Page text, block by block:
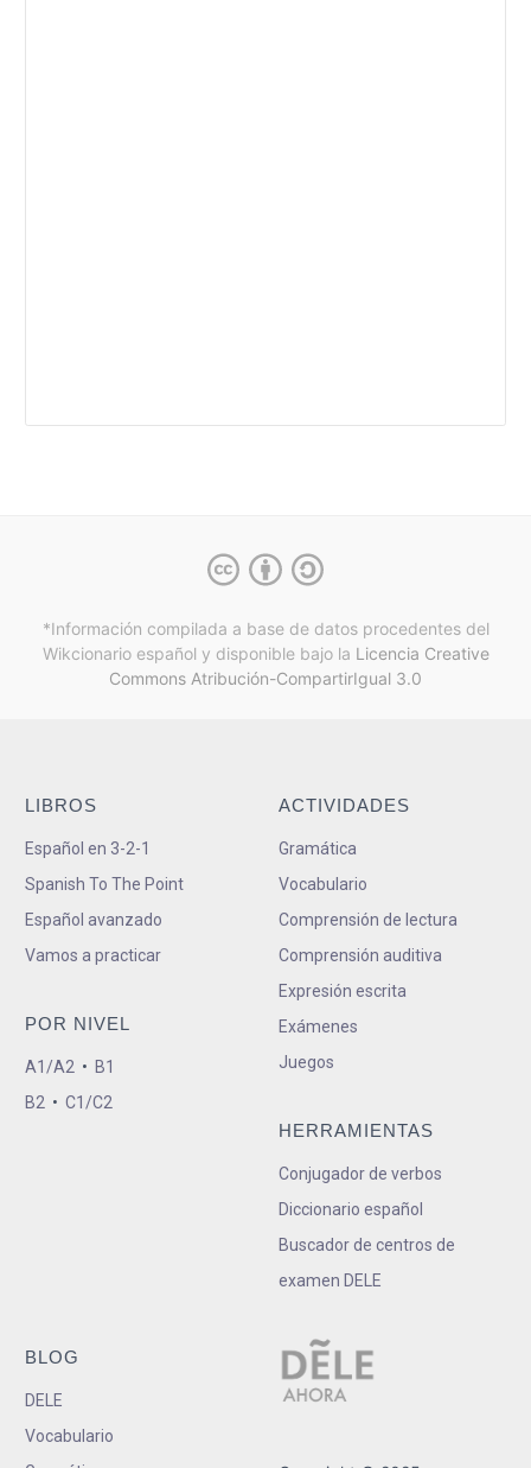
*Información compilada a base de datos procedentes del
Wikcionario español y disponible bajo la Licencia Creative
Commons Atribución-CompartirIgual 3.0
LIBROS
Español en 3-2-1
Spanish To The Point
Español avanzado
Vamos a practicar
POR NIVEL
A1/A2 • B1
B2 • C1/C2
ACTIVIDADES
Gramática
Vocabulario
Comprensión de lectura
Comprensión auditiva
Expresión escrita
Exámenes
Juegos
HERRAMIENTAS
Conjugador de verbos
Diccionario español
Buscador de centros de
examen DELE
BLOG
DELE
Vocabulario